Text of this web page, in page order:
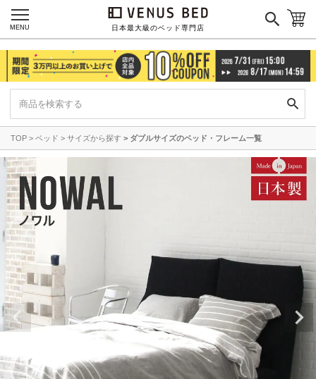
日本最大級のベッド専門店
MENU
TOP ベッド サイズから探す ダブルサイズのベッド・フレーム一覧